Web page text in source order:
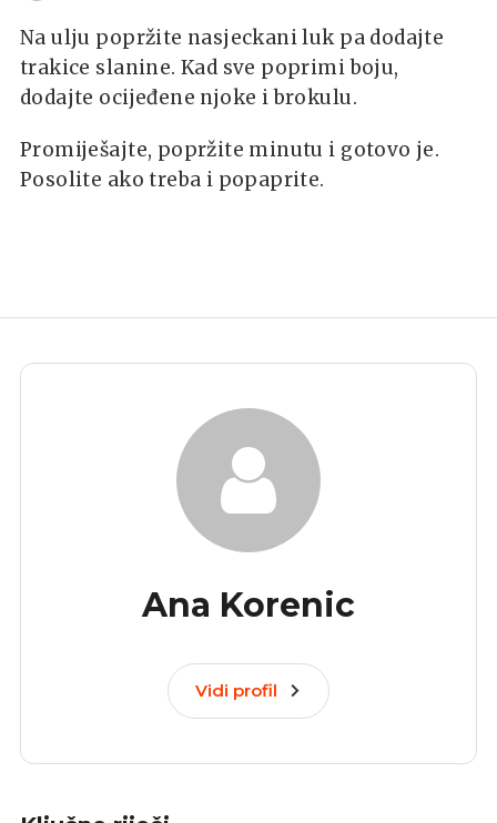
Na ulju popržite nasjeckani luk pa dodajte
trakice slanine. Kad sve poprimi boju,
dodajte ocijeđene njoke i brokulu.
Promiješajte, popržite minutu i gotovo je.
Posolite ako treba i popaprite.
Ana Korenic
Vidi profil